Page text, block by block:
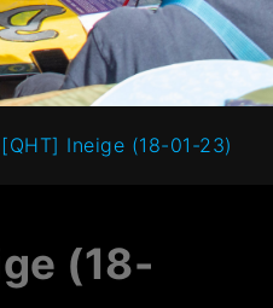
[QHT] Ineige (18-01-23)
(18-